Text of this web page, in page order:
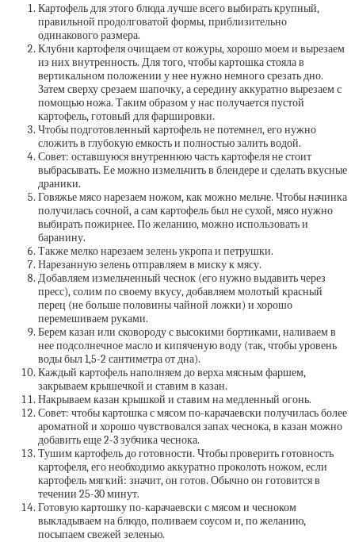
Картофель для этого блюда лучше всего выбирать крупный,
правильной продолговатой формы, приблизительно
одинакового размера.
Клубни картофеля очищаем от кожуры, хорошо моем и вырезаем
из них внутренность. Для того, чтобы картошка стояла в
вертикальном положении у нее нужно немного срезать дно.
Затем сверху срезаем шапочку, а середину аккуратно вырезаем с
помощью ножа. Таким образом у нас получается пустой
картофель, готовый для фаршировки.
Чтобы подготовленный картофель не потемнел, его нужно
сложить в глубокую емкость и полностью залить водой.
Совет: оставшуюся внутреннюю часть картофеля не стоит
выбрасывать. Ее можно измельчить в блендере и сделать вкусные
драники.
Говяжье мясо нарезаем ножом, как можно мельче. Чтобы начинка
получилась сочной, а сам картофель был не сухой, мясо нужно
выбирать пожирнее. По желанию, можно использовать и
баранину.
Также мелко нарезаем зелень укропа и петрушки.
Нарезанную зелень отправляем в миску к мясу.
Добавляем измельченный чеснок (его нужно выдавить через
пресс), солим по своему вкусу, добавляем молотый красный
перец (не больше половины чайной ложки) и хорошо
перемешиваем руками.
Берем казан или сковороду с высокими бортиками, наливаем в
нее подсолнечное масло и кипяченую воду (так, чтобы уровень
воды был 1,5-2 сантиметра от дна).
Каждый картофель наполняем до верха мясным фаршем,
закрываем крышечкой и ставим в казан.
Накрываем казан крышкой и ставим на медленный огонь.
Совет: чтобы картошка с мясом по-карачаевски получилась более
ароматной и хорошо чувствовался запах чеснока, в казан можно
добавить еще 2-3 зубчика чеснока.
Тушим картофель до готовности. Чтобы проверить готовность
картофеля, его необходимо аккуратно проколоть ножом, если
картофель мягкий: значит, он готов. Обычно он готовится в
течении 25-30 минут.
Готовую картошку по-карачаевски с мясом и чесноком
выкладываем на блюдо, поливаем соусом и, по желанию,
посыпаем свежей зеленью.